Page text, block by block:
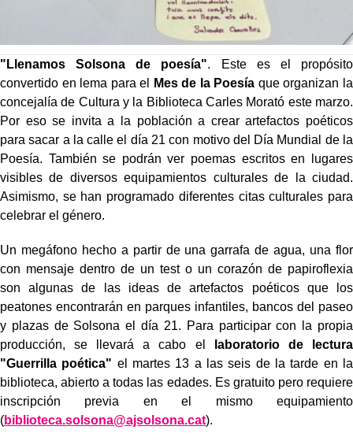
"Llenamos Solsona de poesía". Este es el propósito
convertido en lema para el
Mes de la Poesía que organizan la
concejalía de Cultura y la Biblioteca Carles Morató este marzo.
Por eso se invita a la población a crear artefactos poéticos
para sacar a la calle el día 21 con motivo del Día Mundial de la
Poesía. También se podrán ver poemas escritos en lugares
visibles de diversos equipamientos culturales de la ciudad.
Asimismo, se han programado diferentes citas culturales para
celebrar el género.
Un megáfono hecho a partir de una garrafa de agua, una flor
con mensaje dentro de un test o un corazón de papiroflexia
son algunas de las ideas de artefactos poéticos que los
peatones encontrarán en parques infantiles, bancos del paseo
y plazas de Solsona el día 21. Para participar con la propia
producción, se llevará a cabo el
laboratorio de lectura
"Guerrilla poética" el martes 13 a las seis de la tarde en la
biblioteca, abierto a todas las edades. Es gratuito pero requiere
inscripción previa en el mismo equipamiento
(biblioteca.solsona@ajsolsona.cat).